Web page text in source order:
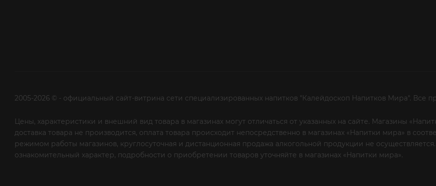
2005-2026 © - официальный сайт-витрина сети специализированных напитков "Калейдоскоп Напитков Мира". Все
Цены, характеристики и внешний вид товара в магазинах могут отличаться от указанных на сайте. Магазины
доставка товара не производится, оплата товара происходит непосредственно в магазинах «Напитки мира» в
режимом работы магазинов, круглосуточная и дистанционная продажа алкогольной продукции не
ознакомительный характер, подробности о приобретении товаров уточняйте в магазинах «Напитки мира».